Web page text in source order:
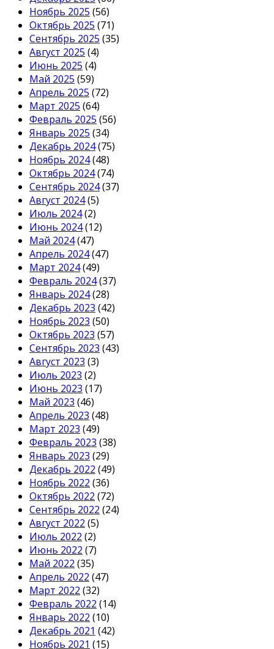
Ноябрь 2025 (56)
Октябрь 2025 (71)
Сентябрь 2025 (35)
Август 2025 (4)
Июнь 2025 (4)
Май 2025 (59)
Апрель 2025 (72)
Март 2025 (64)
Февраль 2025 (56)
Январь 2025 (34)
Декабрь 2024(75)
Ноябрь 2024(48)
Октябрь 2024(74)
Сентябрь 2024(37)
Август 2024(5)
Июль 2024(2)
Июнь 2024(12)
Май 2024(47)
Апрель 2024(47)
Март 2024(49)
Февраль 2024(37)
Январь 2024(28)
Декабрь 2023 (42)
Ноябрь 2023 (50)
Октябрь 2023 (57)
Сентябрь 2023 (43)
Август 2023 (3)
Июль 2023 (2)
Июнь 2023 (17)
Май 2023 (46)
Апрель 2023 (48)
Март 2023 (49)
Февраль 2023 (38)
Январь 2023 (29)
Декабрь 2022 (49)
Ноябрь 2022 (36)
Октябрь 2022 (72)
Сентябрь 2022 (24)
Август 2022 (5)
Июль 2022 (2)
Июнь 2022 (7)
Май 2022 (35)
Апрель 2022 (47)
Март 2022 (32)
Февраль 2022 (14)
Январь 2022 (10)
Декабрь 2021 (42)
Ноябрь 2021 (15)